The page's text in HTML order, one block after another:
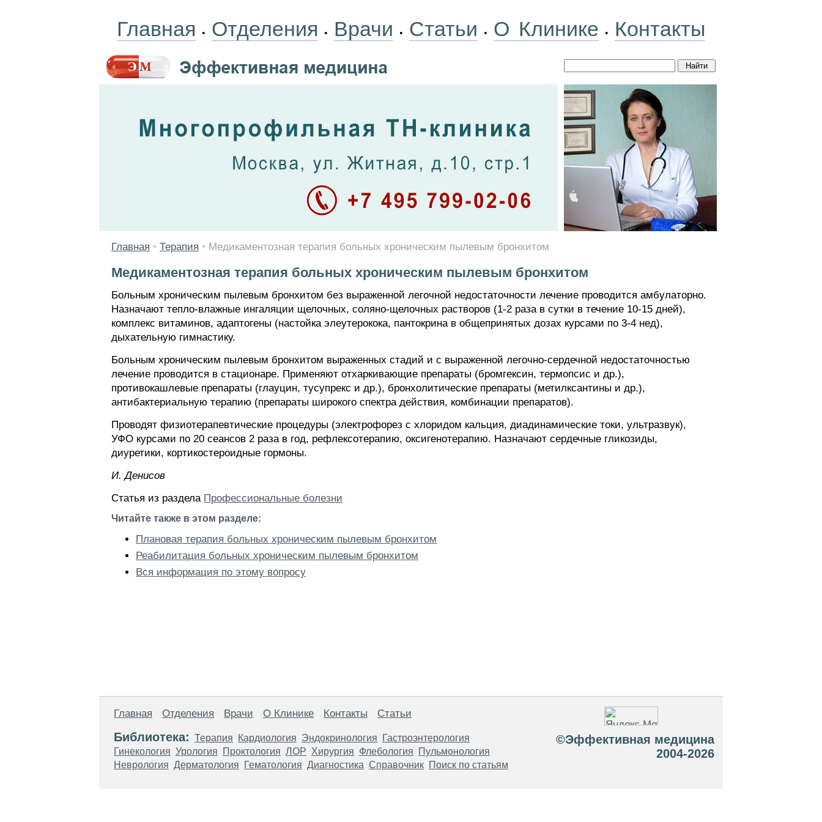
Главная • Отделения • Врачи • Статьи • О Клинике • Контакты
Главная • Терапия • Медикаментозная терапия больных хроническим пылевым бронхитом
Медикаментозная терапия больных хроническим пылевым бронхитом
Больным хроническим пылевым бронхитом без выраженной легочной недостаточности лечение проводится амбулаторно.
Назначают тепло-влажные ингаляции щелочных, соляно-щелочных растворов (1-2 раза в сутки в течение 10-15 дней),
комплекс витаминов, адаптогены (настойка элеутерокока, пантокрина в общепринятых дозах курсами по 3-4 нед),
дыхательную гимнастику.
Больным хроническим пылевым бронхитом выраженных стадий и с выраженной легочно-сердечной недостаточностью
лечение проводится в стационаре. Применяют отхаркивающие препараты (бромгексин, термопсис и др.),
противокашлевые препараты (глауцин, тусупрекс и др.), бронхолитические препараты (метилксантины и др.),
антибактериальную терапию (препараты широкого спектра действия, комбинации препаратов).
Проводят физиотерапевтические процедуры (электрофорез с хлоридом кальция, диадинамические токи, ультразвук),
УФО курсами по 20 сеансов 2 раза в год, рефлексотерапию, оксигенотерапию. Назначают сердечные гликозиды,
диуретики, кортикостероидные гормоны.
И. Дeниcoв
Статья из раздела Профессиональные болезни
Читайте также в этом разделе:
Плановая терапия больных хроническим пылевым бронхитом
Реабилитация больных хроническим пылевым бронхитом
Вся информация по этому вопросу
Главная Отделения Врачи О Клинике Контакты Статьи
Библиотека: Терапия Кардиология Эндокринология
Гастроэнтерология
Гинекология Урология Проктология ЛОР Хирургия Флебология
Пульмонология
Неврология Дерматология Гематология Диагностика Справочник Поиск по статьям
©Эффективная медицина
2004-2026